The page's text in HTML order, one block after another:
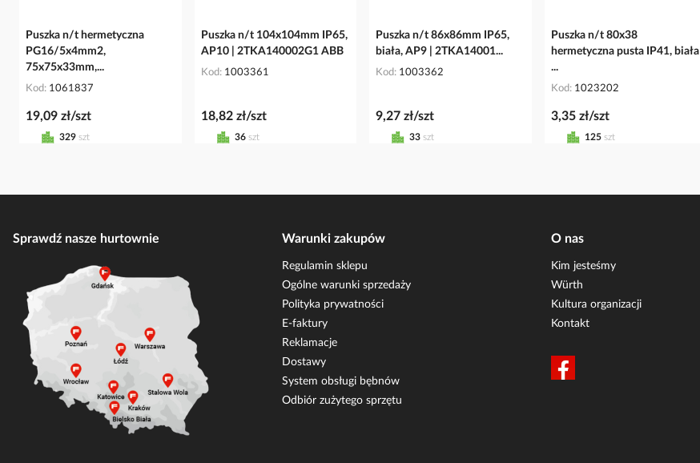
Puszka n/t hermetyczna
PG16/5x4mm2,
75x75x33mm,...
Kod 1061837
19,09 zł/szt
329 szt
Puszka n/t 104x104mm IP65,
AP10 | 2TKA140002G1 ABB
Kod 1003361
18,82 zł/szt
36 szt
Puszka n/t 86x86mm IP65,
biała, AP9 | 2TKA14001...
Kod 1003362
9,27 zł/szt
33 szt
Puszka n/t 80x38
hermetyczna pusta IP41, biała
...
Kod 1023202
3,35 zł/szt
125 szt
Sprawdź nasze hurtownie Warunki zakupów
Regulamin sklepu
Ogólne warunki sprzedaży
Polityka prywatności
E-faktury
Reklamacje
Dostawy
System obsługi bębnów
Odbiór zużytego sprzętu
O nas
Kim jesteśmy
Würth
Kultura organizacji
Kontakt